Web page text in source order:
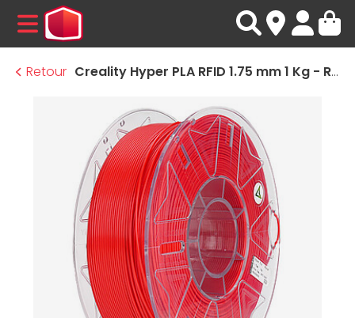
MENU
Retour
Creality Hyper PLA RFID 1.75 mm 1 Kg - Rouge